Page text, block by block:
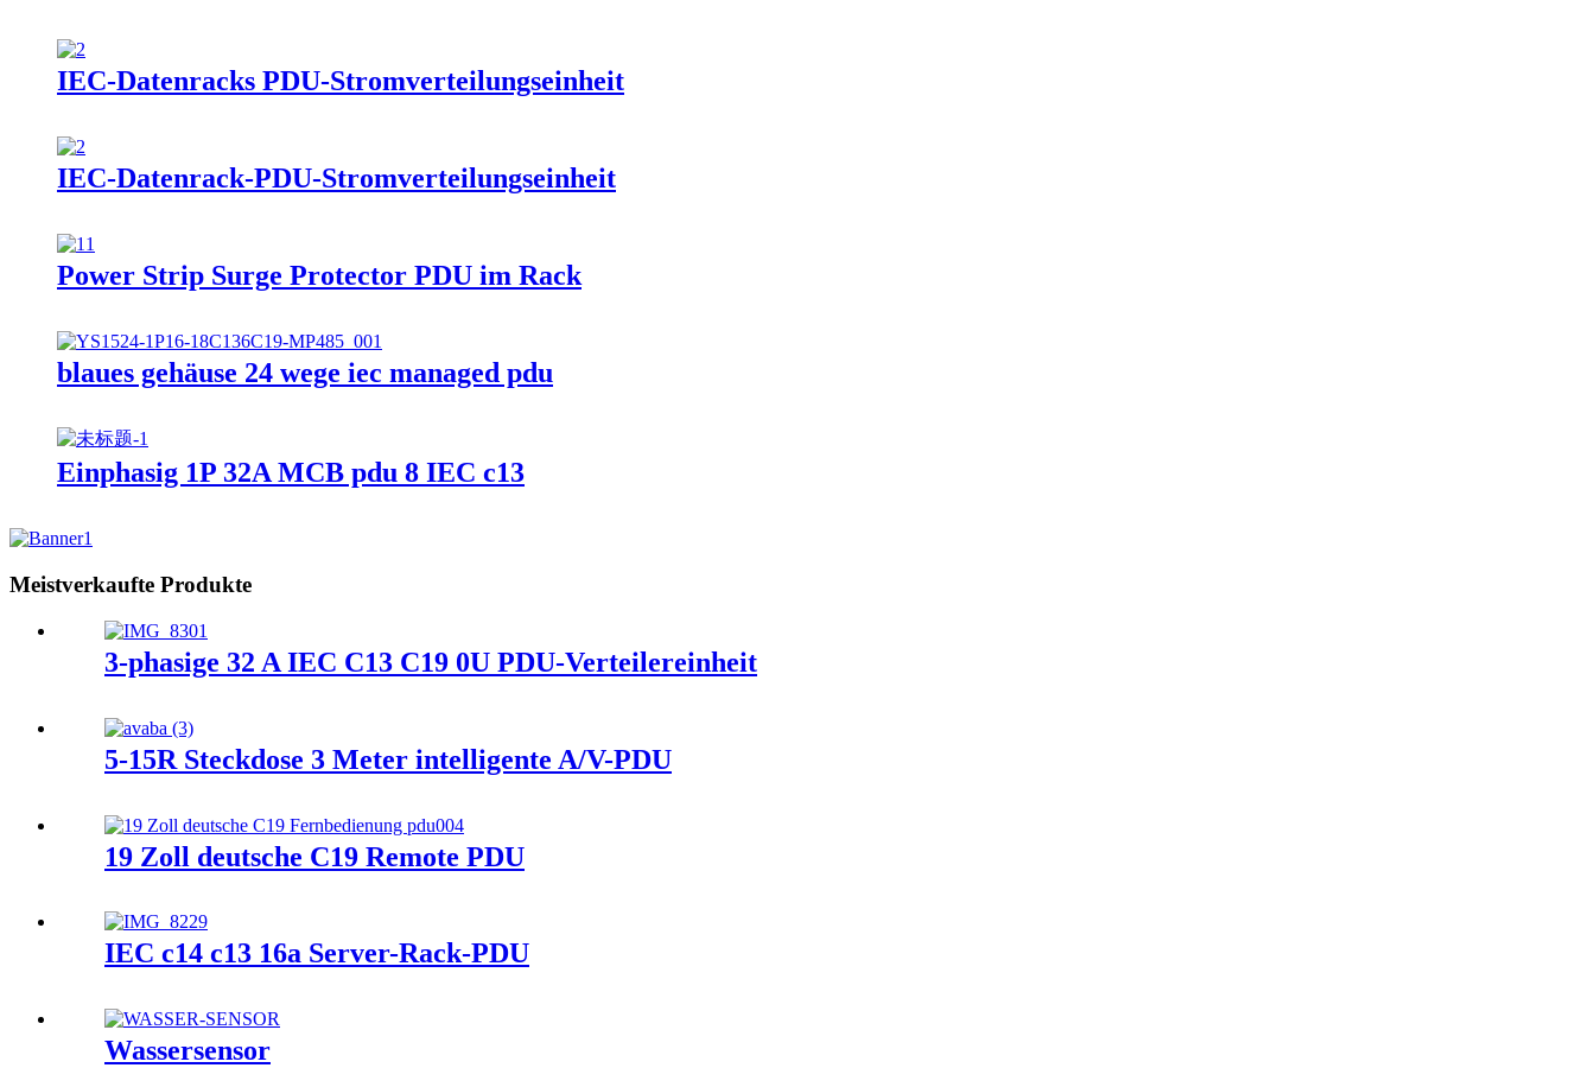
IEC-Datenracks PDU-Stromverteilungseinheit
IEC-Datenrack-PDU-Stromverteilungseinheit
Power Strip Surge Protector PDU im Rack
blaues gehäuse 24 wege iec managed pdu
Einphasig 1P 32A MCB pdu 8 IEC c13
Meistverkaufte Produkte
3-phasige 32 A IEC C13 C19 0U PDU-Verteilereinheit
5-15R Steckdose 3 Meter intelligente A/V-PDU
19 Zoll deutsche C19 Remote PDU
IEC c14 c13 16a Server-Rack-PDU
Wassersensor